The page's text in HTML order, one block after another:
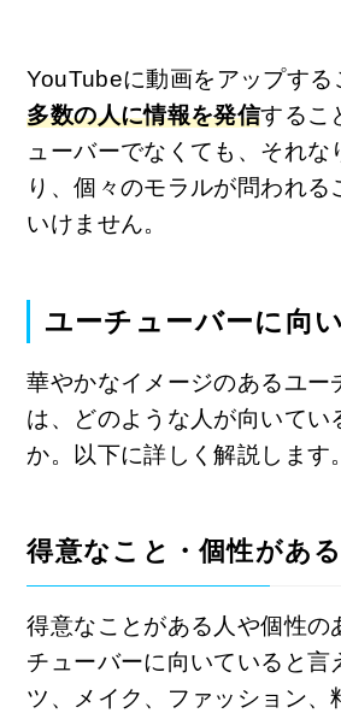
YouTubeに動画をアップする
多数の人に情報を発信するこ
ューバーでなくても、それな
り、個々のモラルが問われる
いけません。
ユーチューバーに向
華やかなイメージのあるユー
は、どのような人が向いてい
か。以下に詳しく解説します。
得意なこと・個性があ
得意なことがある人や個性の
チューバーに向いていると言
ツ、メイク、ファッション、